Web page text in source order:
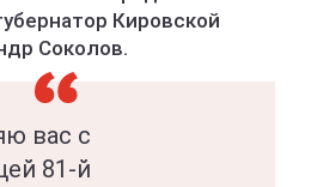
Кировской
Соколов.
вас с
81-й